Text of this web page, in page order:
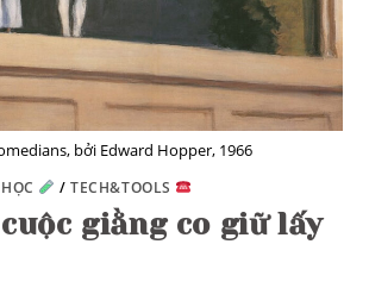
bởi Edward Hopper, 1966
/ TECH&TOOLS
giằng co giữ lấy